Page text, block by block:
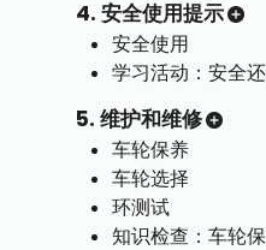
4. 安全使用提示
安全使用
学习活动：安全
5. 维护和维修
车轮保养
车轮选择
环测试
知识检查：车轮